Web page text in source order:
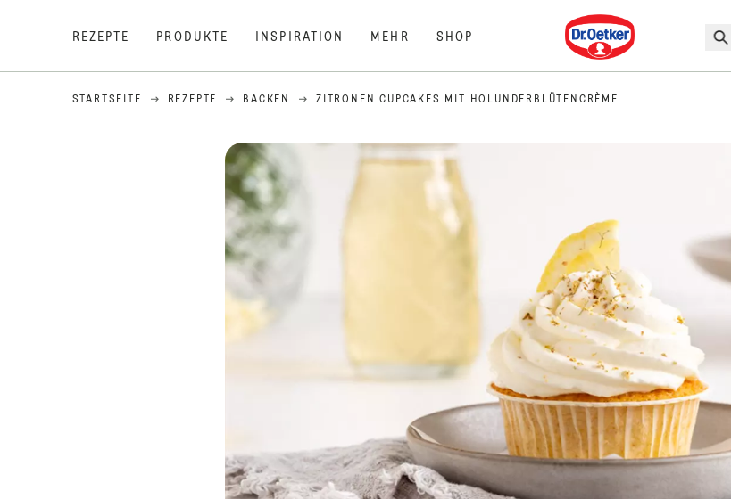
REZEPTE PRODUKTE INSPIRATION MEHR SHOP
Dr. Oetker
STARTSEITE REZEPTE BACKEN ZITRONEN CUPCAKES MIT HOLUNDERBLÜTENCRÈME